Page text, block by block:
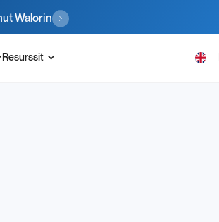
Walorin
Resurssit